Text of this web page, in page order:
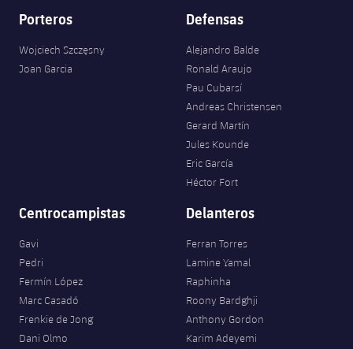
Porteros
Wojciech Szczęsny
Joan Garcia
Defensas
Alejandro Balde
Ronald Araujo
Pau Cubarsí
Andreas Christensen
Gerard Martín
Jules Kounde
Eric García
Héctor Fort
Centrocampistas
Gavi
Pedri
Fermín López
Marc Casadó
Frenkie de Jong
Dani Olmo
Delanteros
Ferran Torres
Lamine Yamal
Raphinha
Roony Bardghji
Anthony Gordon
Karim Adeyemi